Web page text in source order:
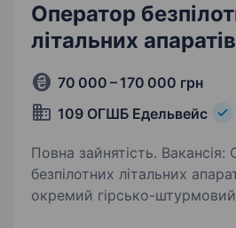
Оператор
літальних
70 000 – 170 000 грн
109 ОГШБ Едельвейс
Повна зайнятість. Вакансія: Оператор
безпілотних літальних
окремий гірсько-